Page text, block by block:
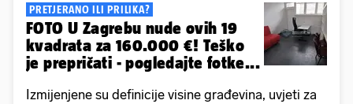
PRETJERANO ILI PRILIKA?
FOTO U Zagrebu nude ovih 19
kvadrata za 160.000 €! Teško
je prepričati - pogledajte fotke...
Izmijenjene su definicije visine građevina, uvjeti za